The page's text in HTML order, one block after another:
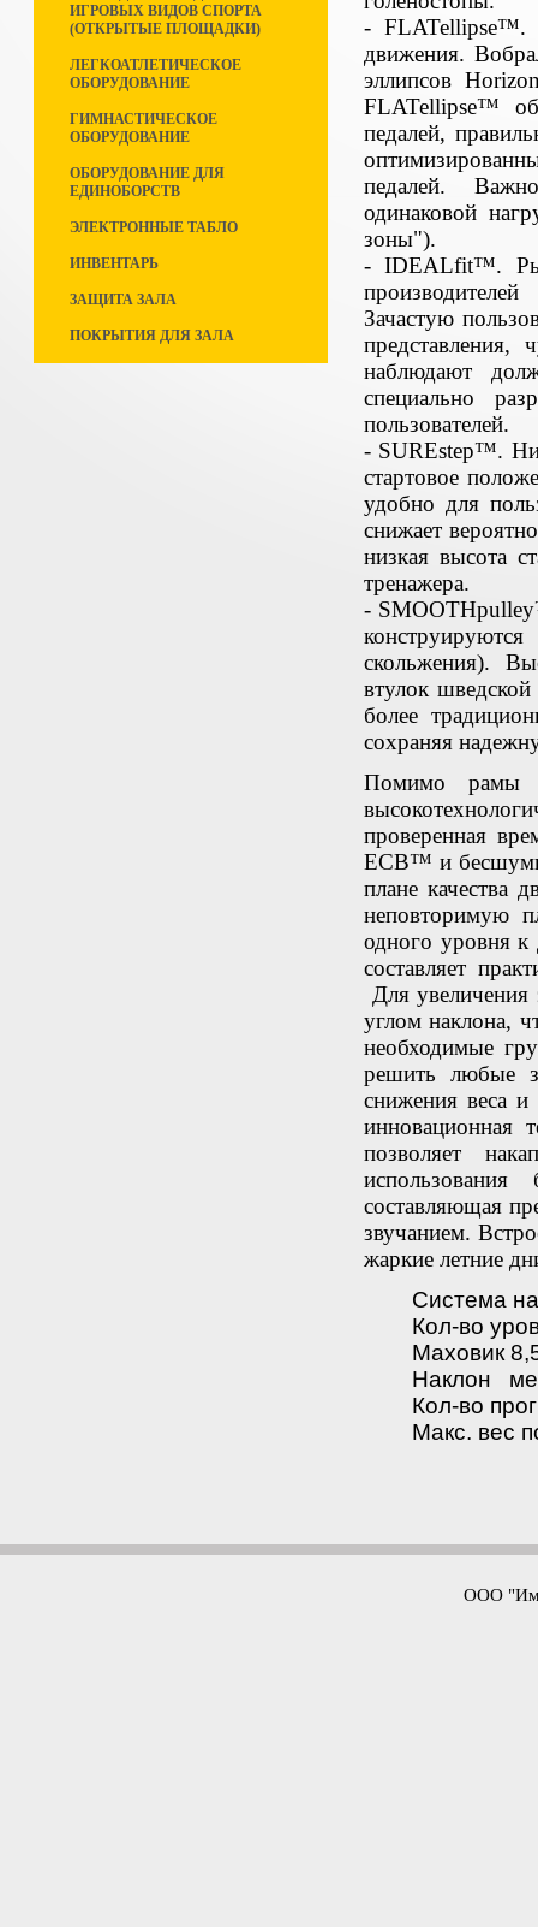
ИГРОВЫХ ВИДОВ СПОРТА
(ОТКРЫТЫЕ ПЛОЩАДКИ)
ЛЕГКОАТЛЕТИЧЕСКОЕ
ОБОРУДОВАНИЕ
ГИМНАСТИЧЕСКОЕ
ОБОРУДОВАНИЕ
ОБОРУДОВАНИЕ ДЛЯ
ЕДИНОБОРСТВ
ЭЛЕКТРОННЫЕ ТАБЛО
ИНВЕНТАРЬ
ЗАЩИТА ЗАЛА
ПОКРЫТИЯ ДЛЯ ЗАЛА
- FLATellipse™.
движения.
эллипсов
FLATellipse™
педалей,
педалей.
одинаковой
зоны").
- IDEALfit™.
Зачастую
наблюдают
специально
пользователей.
- SUREstep™.
стартовое
удобно для
снижает
низкая высота
тренажера.
-
скольжения).
втулок
более
сохраняя
Помимо рамы
проверенная
ECB™ и
плане качества
неповторимую
одного уровня
составляет
Для
углом наклона,
необходимые
решить любые
снижения веса и
инновационная
позволяет
составляющая
звучанием.
жаркие летние
Система
Кол-во
Маховик
Наклон
Кол-во
Макс. вес
ООО